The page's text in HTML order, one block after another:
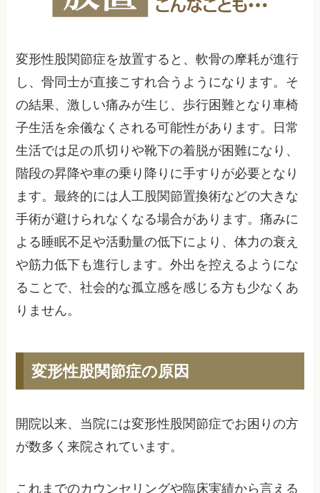
変形性股関節症を放置すると、軟骨の摩耗が進行
し、骨同士が直接こすれ合うようになります。そ
の結果、激しい痛みが生じ、歩行困難となり車椅
子生活を余儀なくされる可能性があります。日常
生活では足の爪切りや靴下の着脱が困難になり、
階段の昇降や車の乗り降りに手すりが必要となり
ます。最終的には人工股関節置換術などの大きな
手術が避けられなくなる場合があります。痛みに
よる睡眠不足や活動量の低下により、体力の衰え
や筋力低下も進行します。外出を控えるようにな
ることで、社会的な孤立感を感じる方も少なくあ
りません。
変形性股関節症の原因
開院以来、当院には変形性股関節症でお困りの方
が数多く来院されています。
これまでのカウンセリングや臨床実績から言える